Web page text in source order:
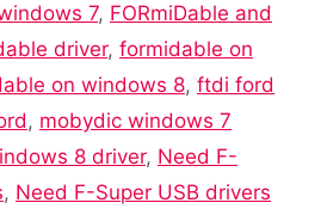
7, FORmiDable and
driver, formidable on
on windows 8, ftdi ford
, mobydic windows 7
8 driver, Need F-
, Need F-Super USB drivers